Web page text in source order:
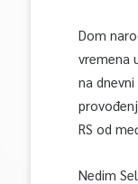
Dom
vremena
na
RS od
Nedim